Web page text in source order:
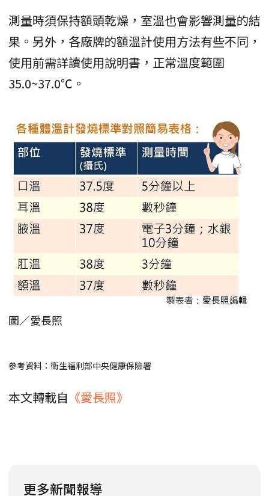
測量時須保持額頭乾燥，室溫也會影響測量的結
果。另外，各廠牌的額溫計使用方法有些不同，
使用前需詳讀使用說明書，正常溫度範圍
35.0~37.0℃。
圖／愛長照
參考資料：衛生福利部中央健康保險署
本文轉載自 《愛長照》
更多新聞報導